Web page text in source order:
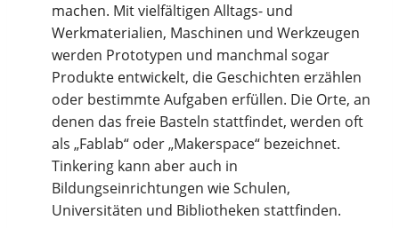
machen. Mit vielfältigen Alltags- und
Werkmaterialien, Maschinen und Werkzeugen
werden Prototypen und manchmal sogar
Produkte entwickelt, die Geschichten erzählen
oder bestimmte Aufgaben erfüllen. Die Orte, an
denen das freie Basteln stattfindet, werden oft
als „Fablab“ oder „Makerspace“ bezeichnet.
Tinkering kann aber auch in
Bildungseinrichtungen wie Schulen,
Universitäten und Bibliotheken stattfinden.